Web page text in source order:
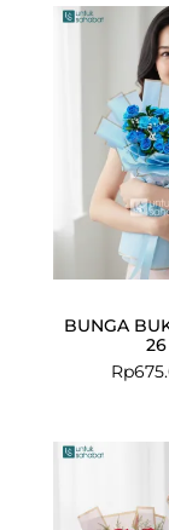
BUNGA
26
Rp